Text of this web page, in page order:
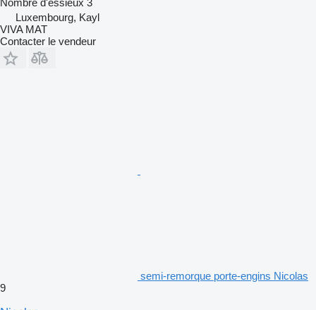
Luxembourg, Kayl
VIVA MAT
Contacter le vendeur
semi-remorque porte-engins Nicolas
9